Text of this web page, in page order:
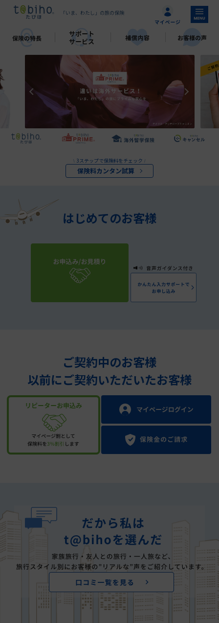
「いま、わたし」の旅の保険
\ 3ステップで保険料をチェック
保険料カンタン試算
はじめてのお客様
ご契約中のお客様
以前にご契約いただいたお客様